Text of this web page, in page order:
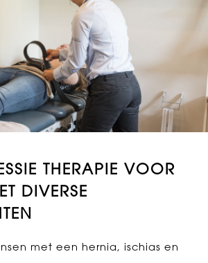
THERAPIE VOOR
DIVERSE
met een hernia, ischias en